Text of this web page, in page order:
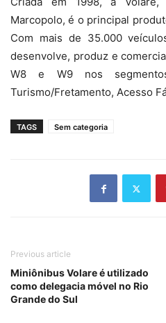
Marcopolo, é o principal
Com mais de 35.000
desenvolve, produz e
W8 e W9 nos
Turismo/Fretamento, Acesso
TAGS Sem categoria
Previous article
Miniônibus Volare é utilizado
como delegacia móvel no Rio
Grande do Sul